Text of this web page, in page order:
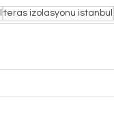
teras izolasyonu istanbul